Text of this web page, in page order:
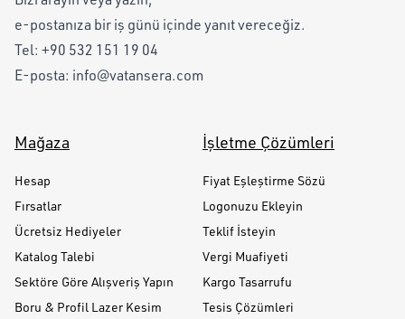
e-postanıza bir iş günü içinde yanıt vereceğiz.
Tel: +90 532 151 19 04
E-posta: info@vatansera.com
Mağaza
Hesap
Fırsatlar
Ücretsiz Hediyeler
Katalog Talebi
Sektöre Göre Alışveriş Yapın
Boru & Profil Lazer Kesim
İşletme Çözümleri
Fiyat Eşleştirme Sözü
Logonuzu Ekleyin
Teklif İsteyin
Vergi Muafiyeti
Kargo Tasarrufu
Tesis Çözümleri